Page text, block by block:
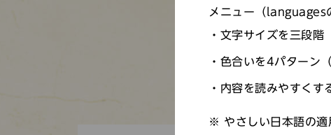
メニュー（languages
文字サイズを三段階
色合いを4パターン
内容を読みやすくす
やさしい日本語の